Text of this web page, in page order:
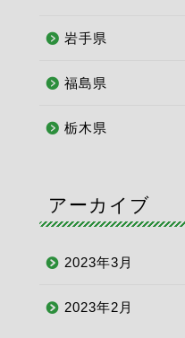
岩手県
福島県
栃木県
アーカイブ
2023年3月
2023年2月